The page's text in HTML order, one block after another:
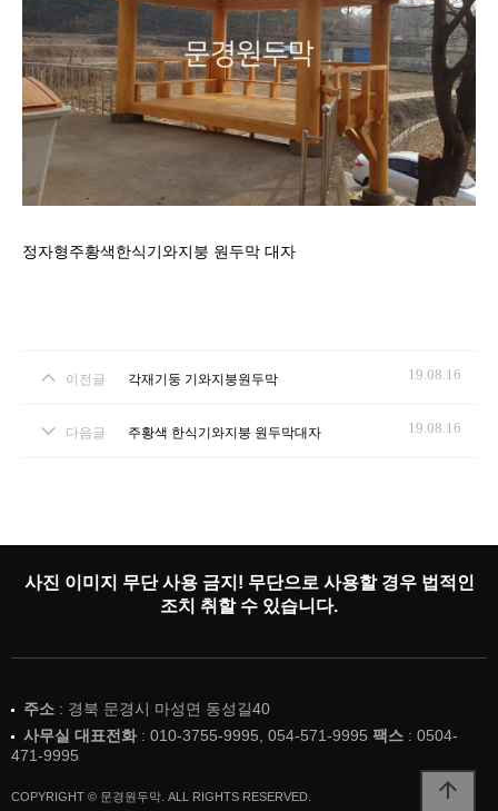
정자형주황색한식기와지붕 원두막 대자
이전글 각재기둥 기와지붕원두막 19.08.16
다음글 주황색 한식기와지붕 원두막대자 19.08.16
사진 이미지 무단 사용 금지! 무단으로 사용할 경우 법적인
조치 취할 수 있습니다.
주소 : 경북 문경시 마성면 동성길40
사무실 대표전화: 010-3755-9995, 054-571-9995 팩스 : 0504-
471-9995
COPYRIGHT © 문경원두막. ALL RIGHTS RESERVED. arrow_upward